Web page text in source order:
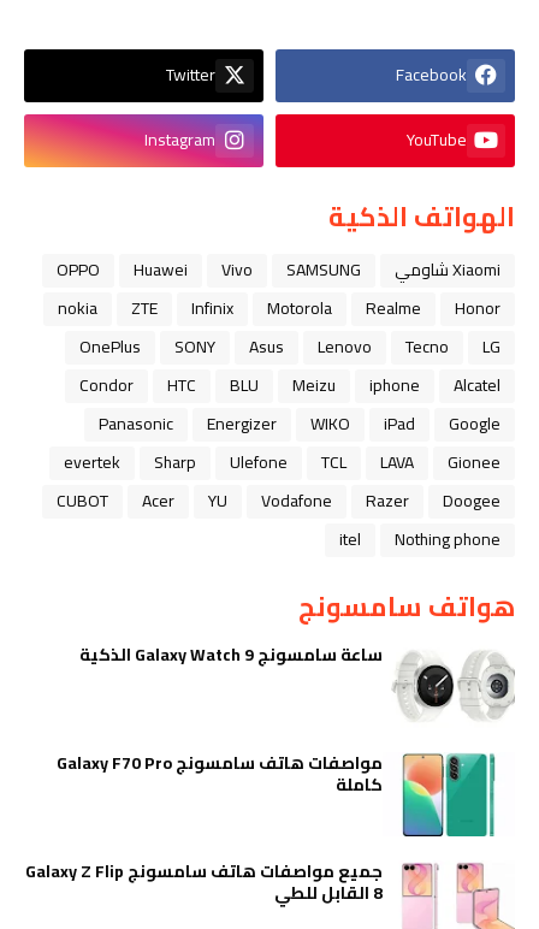
Facebook
Twitter
YouTube
Instagram
الهواتف الذكية
Xiaomi شاومي SAMSUNG
Vivo
Huawei
OPPO
Honor
Realme
Motorola
Infinix
ZTE
nokia
LG
Tecno
Lenovo
Asus
SONY
OnePlus
Alcatel
iphone
Meizu
BLU
HTC
Condor
Google
iPad
WIKO
Energizer
Panasonic
Gionee
LAVA
TCL
Ulefone
Sharp
evertek
Doogee
Razer
Vodafone
YU
Acer
CUBOT
Nothing phone
itel
هواتف سامسونج
ساعة سامسونج Galaxy Watch 9 الذكية
مواصفات هاتف سامسونج Galaxy F70 Pro
كاملة
جميع مواصفات هاتف سامسونج Galaxy Z Flip
8 القابل للطي